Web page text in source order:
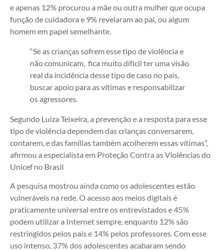
e apenas 12% procurou a mãe ou outra mulher que ocupa
função de cuidadora e 9% revelaram ao pai, ou algum
homem em papel semelhante.
“Se as crianças sofrem esse tipo de violência e
não comunicam, fica muito difícil ter uma visão
real da incidência desse tipo de caso no país,
buscar apoio para as vítimas e responsabilizar
os agressores.
Segundo Luiza Teixeira, a prevenção e a resposta para esse
tipo de violência dependem das crianças conversarem,
contarem, e das famílias também acolherem essas vítimas”,
afirmou a especialista em Proteção Contra as Violências do
Unicef no Brasil
A pesquisa mostrou ainda como os adolescentes estão
vulneráveis na rede. O acesso aos meios digitais é
praticamente universal entre os entrevistados e 45%
podem utilizar a Internet sempre, enquanto 12% são
restringidos pelos pais e 14% pelos professores. Com esse
uso intenso, 37% dos adolescentes acabaram sendo